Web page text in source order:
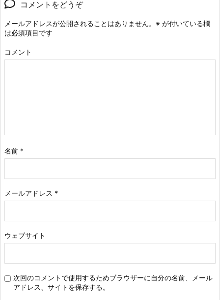
コメントをどうぞ
メールアドレスが公開されることはありません。 ※ が付いている欄
は必須項目です
コメント
名前 *
メールアドレス *
ウェブサイト
次回のコメントで使用するためブラウザーに自分の名前、メール
アドレス、サイトを保存する。